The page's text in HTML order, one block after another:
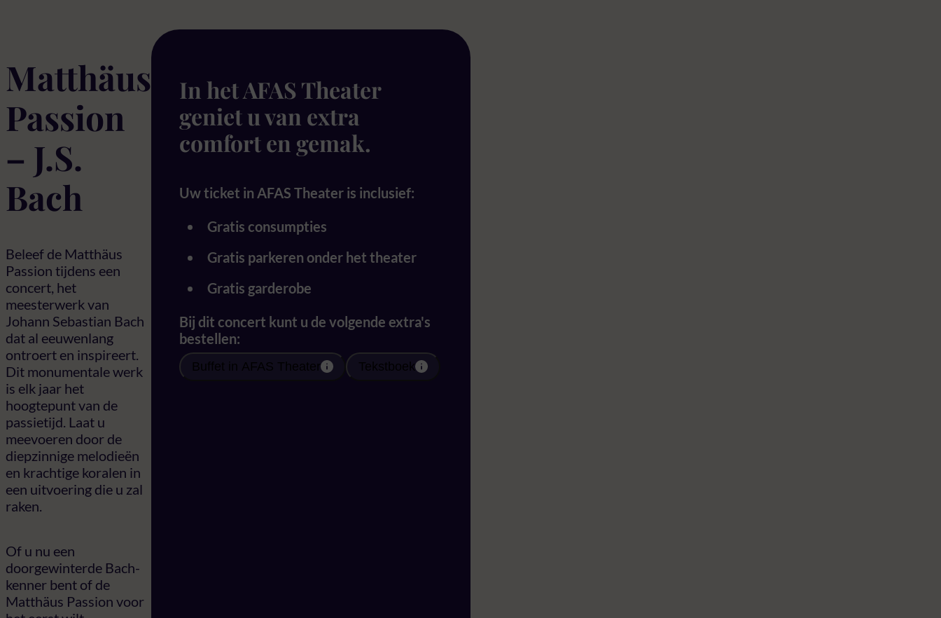
Matthäus
Passion
– J.S.
Bach
Beleef de Matthäus
Passion tijdens een
concert, het
meesterwerk van
Johann Sebastian Bach
dat al eeuwenlang
ontroert en inspireert.
Dit monumentale werk
is elk jaar het
hoogtepunt van de
passietijd. Laat u
meevoeren door de
diepzinnige melodieën
en krachtige koralen in
een uitvoering die u zal
raken.
Of u nu een
doorgewinterde Bach-
kenner bent of de
Matthäus Passion voor
In het AFAS Theater
geniet u van extra
comfort en gemak.
Uw ticket in AFAS Theater is inclusief:
Gratis consumpties
Gratis parkeren onder het theater
Gratis garderobe
Bij dit concert kunt u de volgende extra's
bestellen:
Buffet in AFAS Theater Tekstboek